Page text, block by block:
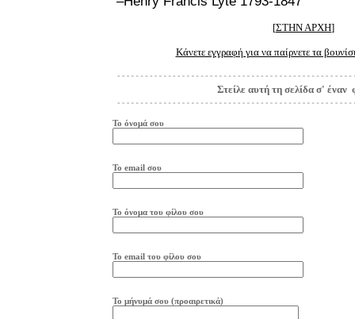
[ΣΤΗΝ ΑΡΧΗ]
Κάνετε εγγραφή για να παίρνετε τα
Στείλε αυτή τη σελίδα σ' έναν
Το όνομά σου
Το email σου
Το όνομα του φίλου σου
Το email του φίλου σου
Το μήνυμά σου (προαιρετικά)